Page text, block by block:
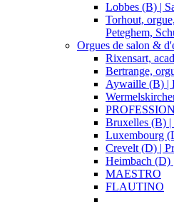
Lobbes (B) |
Torhout,
Peteghem,
Orgues de salon &
Rixensart,
Bertrange,
Aywaille (B) |
Bruxelles (B) |
Luxembourg
Crevelt (D) |
Heimbach (D)
MAESTRO
FLAUTINO